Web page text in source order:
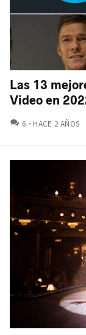
Las 13
Video en
6 COMENTARIOS
HACE 2 AÑOS